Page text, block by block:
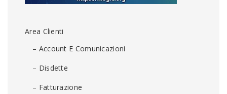
Area Clienti
– Account E Comunicazioni
– Disdette
– Fatturazione